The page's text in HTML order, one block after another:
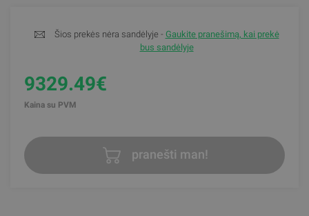
Šios prekės nėra sandėlyje - Gaukite pranešimą, kai prekė
bus sandėlyje
9329.49€
Kaina su PVM
pranešti man!